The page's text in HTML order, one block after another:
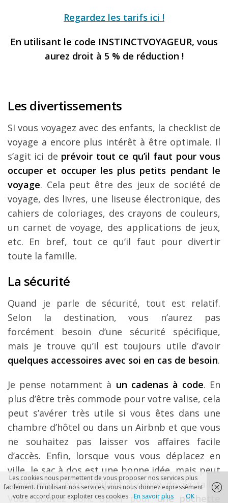
Regardez les tarifs ici !
En utilisant le code INSTINCTVOYAGEUR, vous
aurez droit à 5 % de réduction !
Les divertissements
SI vous voyagez avec des enfants, la checklist de
voyage a encore plus intérêt à être optimale. Il
s’agit ici de prévoir tout ce qu’il faut pour vous
occuper et occuper les plus petits pendant le
voyage. Cela peut être des jeux de société de
voyage, des livres, une liseuse électronique, des
cahiers de coloriages, des crayons de couleurs,
un carnet de voyage, des applications de jeux,
etc. En bref, tout ce qu’il faut pour divertir
toute la famille.
La sécurité
Quand je parle de sécurité, tout est relatif.
Selon la destination, vous n’aurez pas
forcément besoin d’une sécurité spécifique,
mais je trouve qu’il est toujours utile d’avoir
quelques accessoires avec soi en cas de besoin.
Je pense notamment à un cadenas à code. En
plus d’être très commode pour votre valise, cela
peut s’avérer très utile si vous êtes dans une
chambre d’hôtel ou dans un Airbnb et que vous
ne souhaitez pas laisser vos affaires facile
d’accès. Enfin, lorsque vous vous déplacez en
ville, le sac à dos est une bonne idée, mais peut
rapidement être limitant à cause de sa taille.
Vous pouvez donc opter pourune pochette
Les cookies nous permettent de vous proposer nos services plus
facilement. En utilisant nos services, vous nous donnez expressément
votre accord pour exploiter ces cookies. En savoir plus OK